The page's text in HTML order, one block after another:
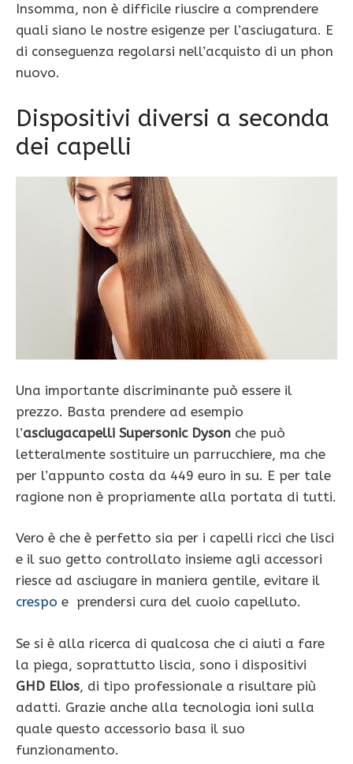
Insomma, non è difficile riuscire a comprendere
quali siano le nostre esigenze per l’asciugatura. E
di conseguenza regolarsi nell’acquisto di un phon
nuovo.
Dispositivi diversi a seconda
dei capelli
Una importante discriminante può essere il
prezzo. Basta prendere ad esempio
l’asciugacapelli Supersonic Dyson che può
letteralmente sostituire un parrucchiere, ma che
per l’appunto costa da 449 euro in su. E per tale
ragione non è propriamente alla portata di tutti.
Vero è che è perfetto sia per i capelli ricci che lisci
e il suo getto controllato insieme agli accessori
riesce ad asciugare in maniera gentile, evitare il
crespo e prendersi cura del cuoio capelluto.
Se si è alla ricerca di qualcosa che ci aiuti a fare
la piega, soprattutto liscia, sono i dispositivi
GHD Elios, di tipo professionale a risultare più
adatti. Grazie anche alla tecnologia ioni sulla
quale questo accessorio basa il suo
funzionamento.